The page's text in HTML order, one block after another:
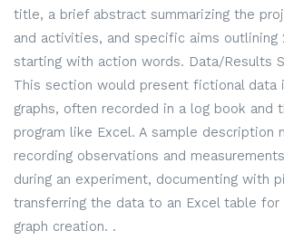
title, a brief abstract summarizing the
and activities, and specific aims
starting with action words. Data/Results
This section would present fictional data
graphs, often recorded in a log book and
program like Excel. A sample description
recording observations and
during an experiment, documenting with
transferring the data to an Excel table for
graph creation. .